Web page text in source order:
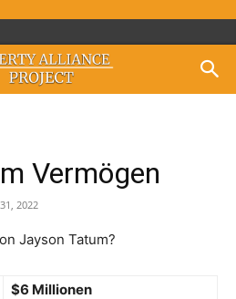
Vermögen
2022
Jayson Tatum?
$6 Millionen